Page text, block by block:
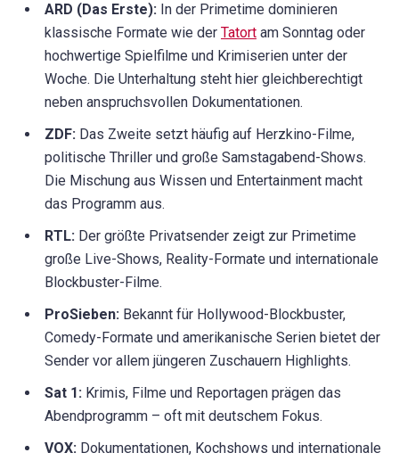
ARD (Das Erste): In der Primetime dominieren
klassische Formate wie der Tatort am Sonntag oder
hochwertige Spielfilme und Krimiserien unter der
Woche. Die Unterhaltung steht hier gleichberechtigt
neben anspruchsvollen Dokumentationen.
ZDF: Das Zweite setzt häufig auf Herzkino-Filme,
politische Thriller und große Samstagabend-Shows.
Die Mischung aus Wissen und Entertainment macht
das Programm aus.
RTL: Der größte Privatsender zeigt zur Primetime
große Live-Shows, Reality-Formate und internationale
Blockbuster-Filme.
ProSieben: Bekannt für Hollywood-Blockbuster,
Comedy-Formate und amerikanische Serien bietet der
Sender vor allem jüngeren Zuschauern Highlights.
Sat 1: Krimis, Filme und Reportagen prägen das
Abendprogramm – oft mit deutschem Fokus.
VOX: Dokumentationen, Kochshows und internationale